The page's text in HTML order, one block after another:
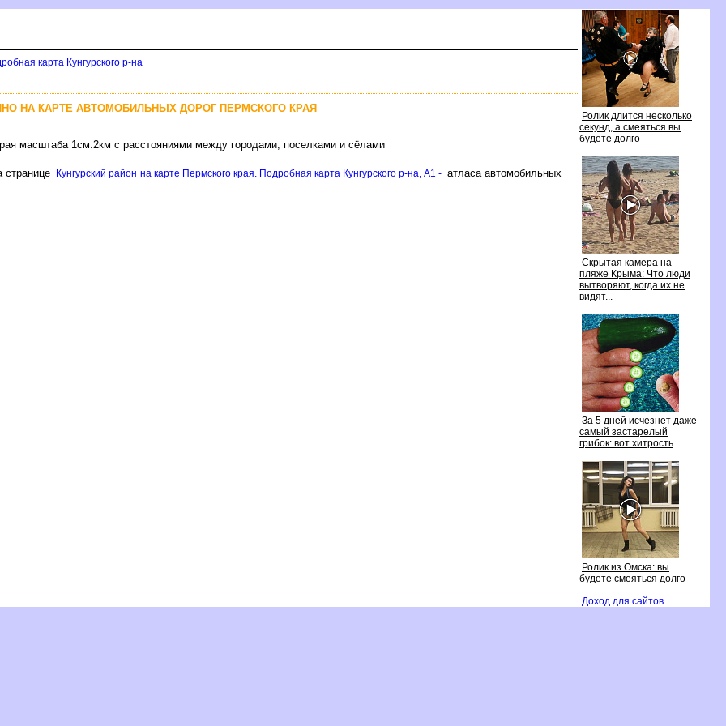
Ролик длится несколько
секунд, а смеяться вы
удете долго
Скрытая камера на
пляже Крыма: Что люди
ытворяют, когда их не
идят...
За 5 дней исчезнет даже
самый застарелый
рибок: вот хитрость
Ролик из Омска: вы
удете смеяться долго
Доход для сайто
карта Кунгурского р-на
НА КАРТЕ АВТОМОБИЛЬНЫХ ДОРОГ ПЕРМСКОГО КРАЯ
масштаба 1см:2км с расстояниями между городами, поселками и сёлами
странице Кунгурский район на карте Пермского края. Подробная карта Кунгурского р-на, A1 - атласа автомобильных